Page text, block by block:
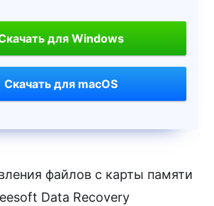
для Windows
Скачать для macOS
файлов с карты памяти
Data Recovery